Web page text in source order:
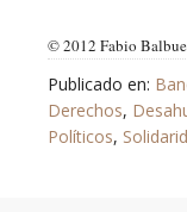
© 2012 Fabio
Publicado en:
Derechos,
Políticos,